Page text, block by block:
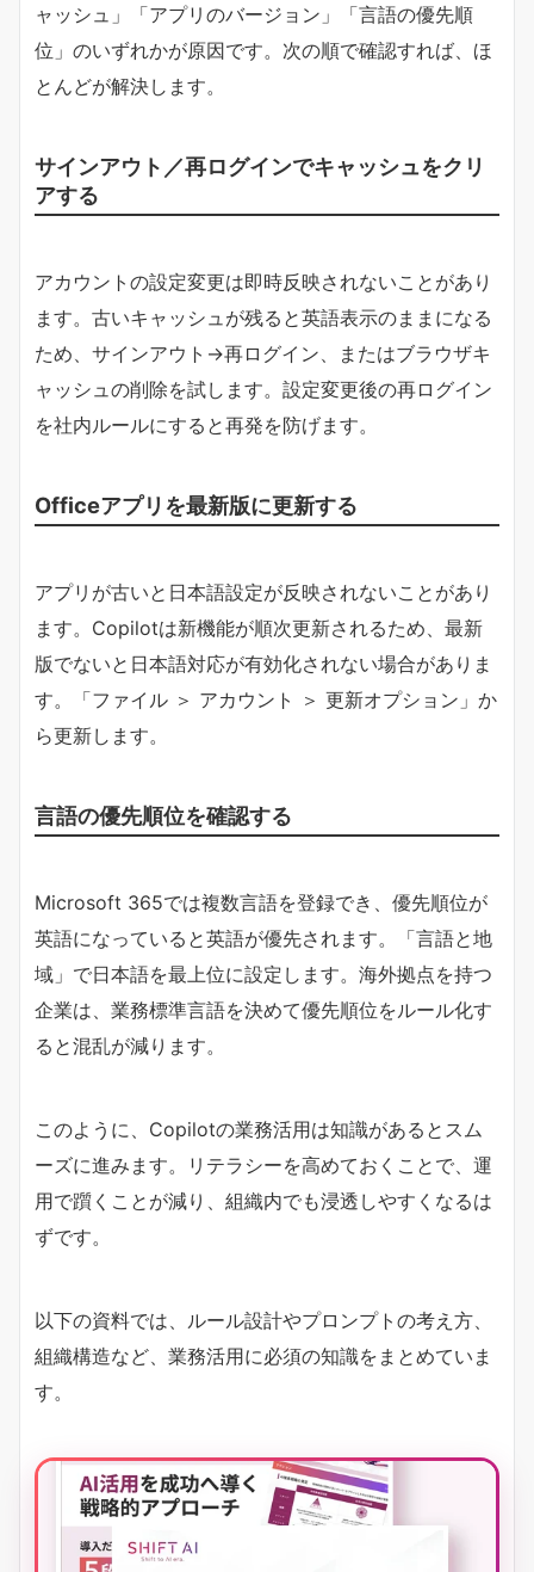
ャッシュ」「アプリのバージョン」「言語の優先順
位」のいずれかが原因です。次の順で確認すれば、ほ
とんどが解決します。
サインアウト／再ログインでキャッシュをクリ
アする
アカウントの設定変更は即時反映されないことがあり
ます。古いキャッシュが残ると英語表示のままになる
ため、サインアウト→再ログイン、またはブラウザキ
ャッシュの削除を試します。設定変更後の再ログイン
を社内ルールにすると再発を防げます。
Officeアプリを最新版に更新する
アプリが古いと日本語設定が反映されないことがあり
ます。Copilotは新機能が順次更新されるため、最新
版でないと日本語対応が有効化されない場合がありま
す。「ファイル ＞ アカウント ＞ 更新オプション」か
ら更新します。
言語の優先順位を確認する
Microsoft 365では複数言語を登録でき、優先順位が
英語になっていると英語が優先されます。「言語と地
域」で日本語を最上位に設定します。海外拠点を持つ
企業は、業務標準言語を決めて優先順位をルール化す
ると混乱が減ります。
このように、Copilotの業務活用は知識があるとスム
ーズに進みます。リテラシーを高めておくことで、運
用で躓くことが減り、組織内でも浸透しやすくなるは
ずです。
以下の資料では、ルール設計やプロンプトの考え方、
組織構造など、業務活用に必須の知識をまとめていま
す。